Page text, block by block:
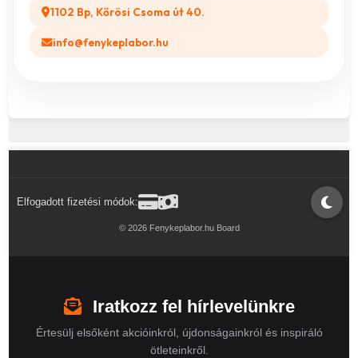
1102 Bp, Kőrösi Csoma út 40.
info@fenykeplabor.hu
Elfogadott fizetési módok:
© 2026 Fenykeplabor.hu Board
Iratkozz fel hírlevelünkre
Értesülj elsőként akcióinkról, újdonságainkról és inspiráló
ötleteinkről.